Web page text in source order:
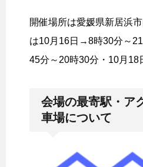
開催場所は愛媛県新居浜
は10月16日→8時30分～
45分～20時30分・10月18
会場の最寄駅・ア
車場について